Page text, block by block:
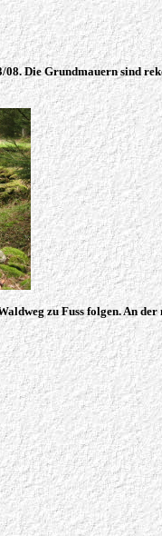
Die Grundmauern sind
zu Fuss folgen. An